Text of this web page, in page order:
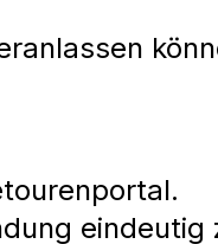
eindeutig